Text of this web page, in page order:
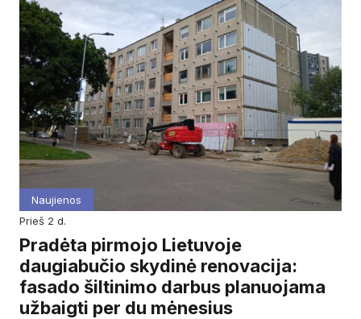
Naujienos
prieš 2 d.
Pradėta pirmojo Lietuvoje
daugiabučio skydinė renovacija:
fasado šiltinimo darbus planuojama
užbaigti per du mėnesius